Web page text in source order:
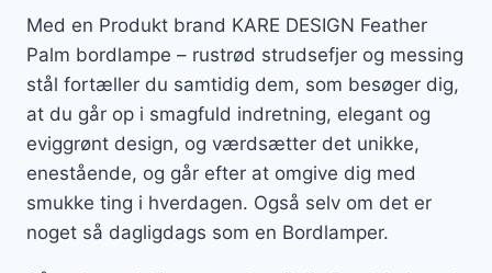
Med en Produkt brand KARE DESIGN Feather
Palm bordlampe – rustrød strudsefjer og messing
stål fortæller du samtidig dem, som besøger dig,
at du går op i smagfuld indretning, elegant og
eviggrønt design, og værdsætter det unikke,
enestående, og går efter at omgive dig med
smukke ting i hverdagen. Også selv om det er
noget så dagligdags som en Bordlamper.